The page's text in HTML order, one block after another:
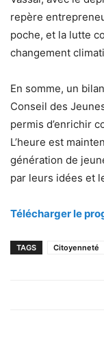
repère
poche, et la lutte
changement
En somme, un
Conseil des
permis d’enrichir
L’heure est
génération de
par leurs idées et
Télécharger le
TAGS Citoyenneté